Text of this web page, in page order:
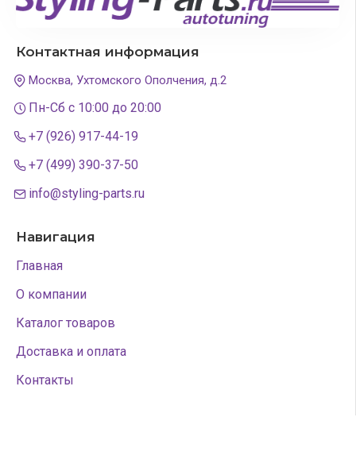
Контактная информация
Москва, Ухтомского Ополчения, д.2
Пн-Сб с 10:00 до 20:00
+7 (926) 917-44-19
+7 (499) 390-37-50
info@styling-parts.ru
Навигация
Главная
О компании
Каталог товаров
Доставка и оплата
Контакты